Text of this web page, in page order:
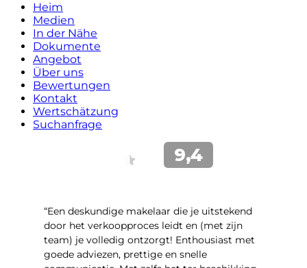
Heim
Medien
In der Nähe
Dokumente
Angebot
Über uns
Bewertungen
Kontakt
Wertschätzung
Suchanfrage
“Een deskundige makelaar die je uitstekend
door het verkoopproces leidt en (met zijn
team) je volledig ontzorgt! Enthousiast met
goede adviezen, prettige en snelle